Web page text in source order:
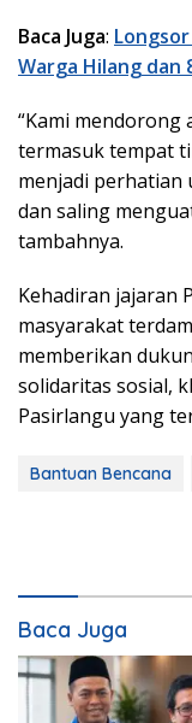
Baca Juga:
Warga Hilang dan
“Kami mendorong
termasuk tempat
menjadi perhatian
dan saling
tambahnya.
Kehadiran jajaran
masyarakat
memberikan
solidaritas sosial,
Pasirlangu yang
Bantuan Bencana
Baca Juga